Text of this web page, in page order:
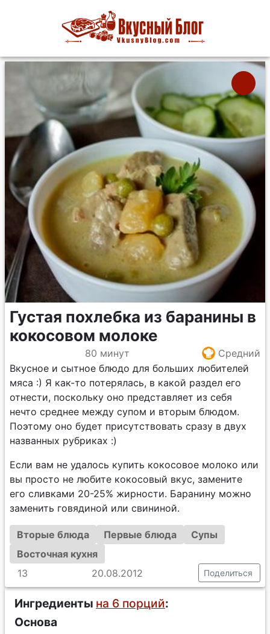
Густая похлебка из баранины в
кокосовом молоке
80 минут
Средний
Вкусное и сытное блюдо для больших любителей
мяса :) Я как-то потерялась, в какой раздел его
отнести, поскольку оно представляет из себя
нечто среднее между супом и вторым блюдом.
Поэтому оно будет присутствовать сразу в двух
названных рубриках :)
Если вам не удалось купить кокосовое молоко или
вы просто не любите кокосовый вкус, замените
его сливками 20-25% жирности. Баранину можно
заменить говядиной или свининой.
Вторые блюда Первые блюда
Супы
Восточная кухня
13
20.08.2012 Поделиться
Ингредиенты на 6 порций:
Основа